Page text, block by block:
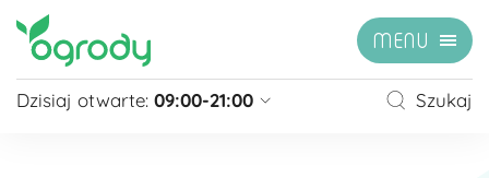
MENU
Dzisiaj otwarte: 09:00-21:00 Szukaj